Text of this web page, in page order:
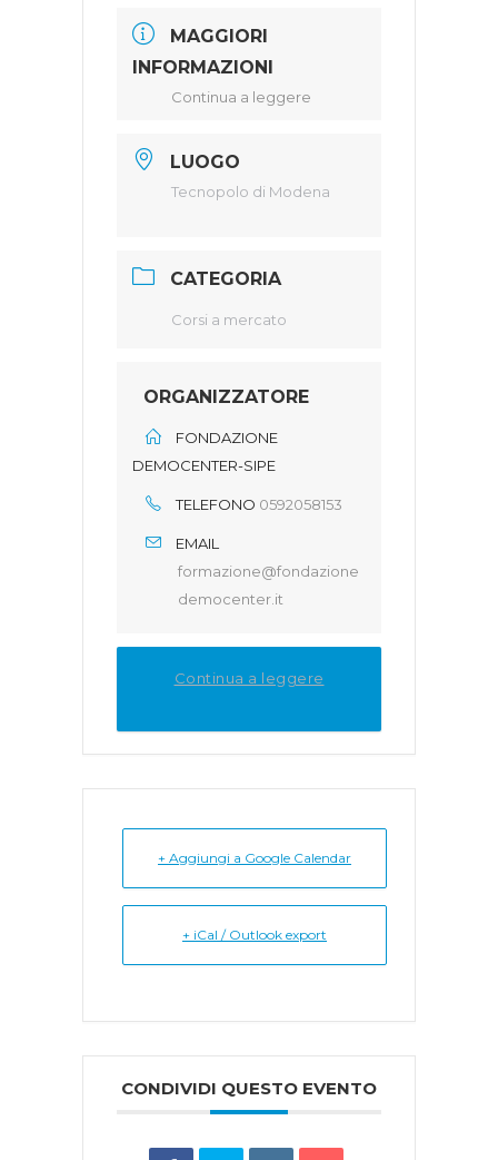
MAGGIORI
INFORMAZIONI
Continua a leggere
LUOGO
Tecnopolo di Modena
CATEGORIA
Corsi a mercato
ORGANIZZATORE
FONDAZIONE
DEMOCENTER-SIPE
TELEFONO 0592058153
EMAIL
formazione@fondazione
democenter.it
Continua a leggere
+ Aggiungi a Google Calendar
+ iCal / Outlook export
CONDIVIDI QUESTO EVENTO